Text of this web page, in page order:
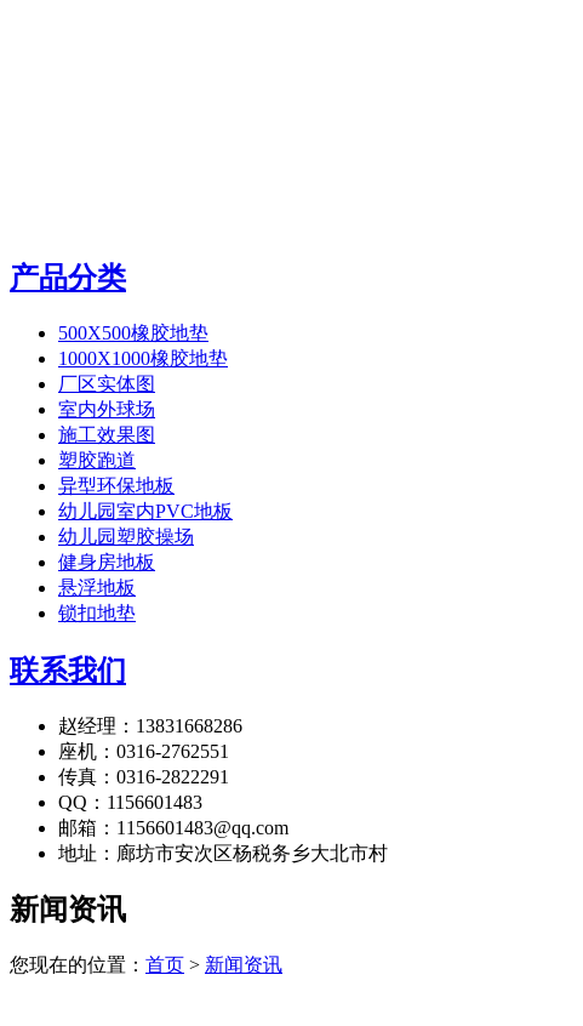
产品分类
500X500橡胶地垫
1000X1000橡胶地垫
厂区实体图
室内外球场
施工效果图
塑胶跑道
异型环保地板
幼儿园室内PVC地板
幼儿园塑胶操场
健身房地板
悬浮地板
锁扣地垫
联系我们
赵经理：13831668286
座机：0316-2762551
传真：0316-2822291
QQ：1156601483
邮箱：1156601483@qq.com
地址：廊坊市安次区杨税务乡大北市村
新闻资讯
您现在的位置： 首页 > 新闻资讯